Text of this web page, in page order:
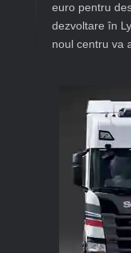
euro pentru
dezvoltare în
noul centru va